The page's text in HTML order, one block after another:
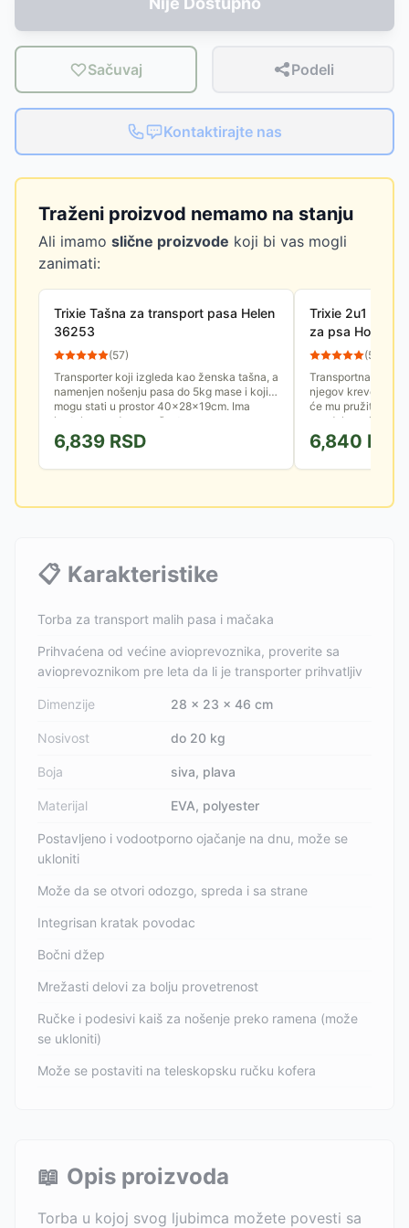
Sačuvaj Podeli
Kontaktirajte nas
Traženi proizvod nemamo na stanju
Ali imamo slične proizvode koji bi vas mogli
zanimati:
Trixie Tašna za transport pasa Helen
36253
(57)
Transporter koji izgleda kao ženska tašna, a
namenjen nošenju pasa do 5kg mase i koji
mogu stati u prostor 40x28x19cm. Ima
kratak povodac, mrežaste...
6,839 RSD
Trixie 2u1
za psa Holly
(56
Transportna torba
njegov krevet dok
će mu pružiti
vazduha, a kratak
6,840 RSD
📋 Karakteristike
Torba za transport malih pasa i mačaka
Prihvaćena od većine avioprevoznika, proverite sa
avioprevoznikom pre leta da li je transporter prihvatljiv
Dimenzije 28 × 23 × 46 cm
Nosivost do 20 kg
Boja siva, plava
Materijal EVA, polyester
Postavljeno i vodootporno ojačanje na dnu, može se
ukloniti
Može da se otvori odozgo, spreda i sa strane
Integrisan kratak povodac
Bočni džep
Mrežasti delovi za bolju provetrenost
Ručke i podesivi kaiš za nošenje preko ramena (može
se ukloniti)
Može se postaviti na teleskopsku ručku kofera
📖 Opis proizvoda
Torba u kojoj svog ljubimca možete povesti sa